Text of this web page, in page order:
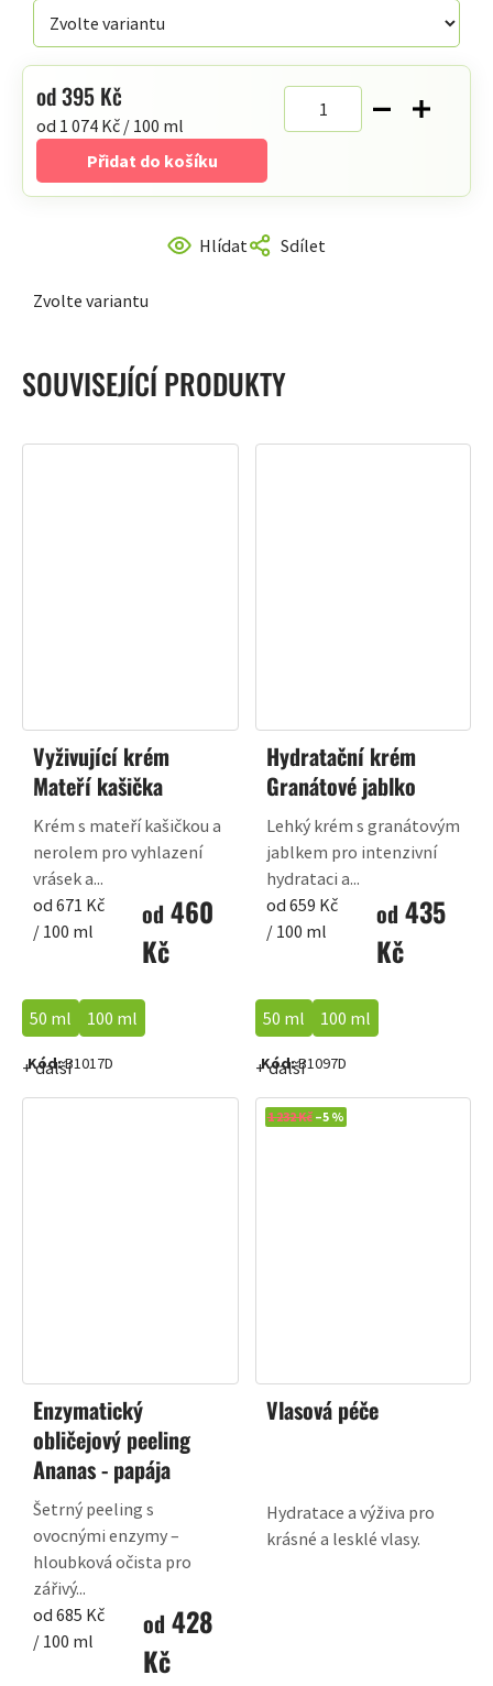
hvězdiček.
Zvolte variantu
Hlídat Sdílet
od395 Kč
Měrná
cena:
od 1 074 Kč / 100 ml
Přidat do košíku
SOUVISEJÍCÍ PRODUKTY
Vyživující krém
Mateří kašička
od 460
Kč
Měrná
cena:
od 671 Kč
/ 100 ml
Krém s mateří kašičkou a
nerolem pro vyhlazení
vrásek a...
50 ml 100 ml
+ další
Kód:B1017D
Hydratační krém
Granátové jablko
od 435
Kč
Měrná
cena:
od 659 Kč
/ 100 ml
Lehký krém s granátovým
jablkem pro intenzivní
hydrataci a...
50 ml 100 ml
+ další
Kód:B1097D
Enzymatický
obličejový peeling
Ananas - papája
od 428
Kč
Měrná
cena:
od 685 Kč
/ 100 ml
Šetrný peeling s
ovocnými enzymy –
hloubková očista pro
zářivý...
1 232 Kč –5 %
Vlasová péče
Hydratace a výživa pro
krásné a lesklé vlasy.